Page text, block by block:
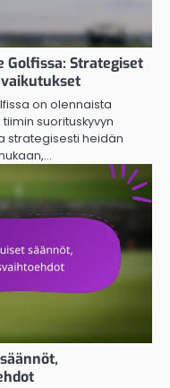
Golfissa: Strategiset
on olennaista
suorituskyvyn
strategisesti heidän